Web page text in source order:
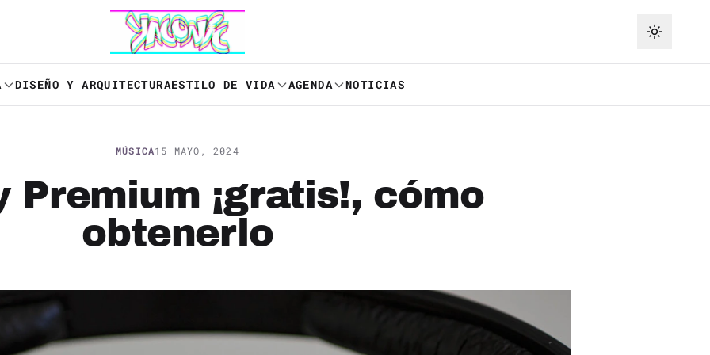
DISEÑO Y ARQUITECTURAESTILO DE VIDA AGENDA NOTICIAS
MÚSICA15 MAYO, 2024
Premium ¡gratis!, cómo
obtenerlo